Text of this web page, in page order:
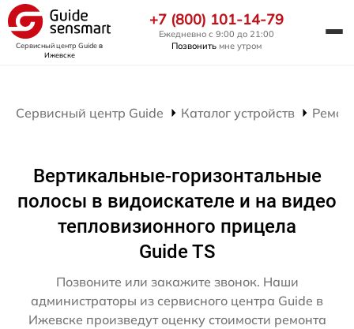
Сервисный центр Guideв
Ижевске
+7 (800) 101-14-79
Ежедневно с 9:00 до 21:00
Позвонить мне утром
Сервисный центр Guide Каталог устройств
Вертикальные-горизонтальные
полосы в видоискателе и на видео
тепловизионного прицела
Guide TS
Позвоните или закажите звонок. Наши
администраторы из сервисного центра Guide в
Ижевске произведут оценку стоимости ремонта